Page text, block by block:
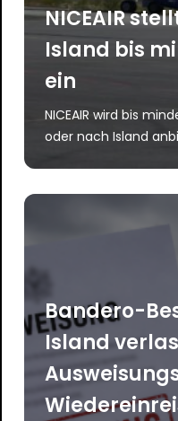
NICEAIR
Island bis
ein
NICEAIR wird bis
oder nach Island
Bandero-
Island